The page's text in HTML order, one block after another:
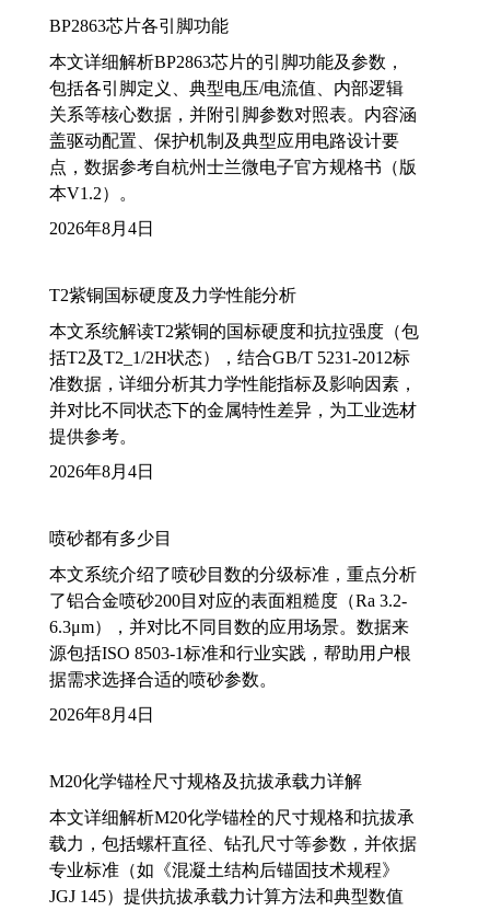
BP2863芯片各引脚功能
本文详细解析BP2863芯片的引脚功能及参数，
包括各引脚定义、典型电压/电流值、内部逻辑
关系等核心数据，并附引脚参数对照表。内容涵
盖驱动配置、保护机制及典型应用电路设计要
点，数据参考自杭州士兰微电子官方规格书（版
本V1.2）。
2026年8月4日
T2紫铜国标硬度及力学性能分析
本文系统解读T2紫铜的国标硬度和抗拉强度（包
括T2及T2_1/2H状态），结合GB/T 5231-2012标
准数据，详细分析其力学性能指标及影响因素，
并对比不同状态下的金属特性差异，为工业选材
提供参考。
2026年8月4日
喷砂都有多少目
本文系统介绍了喷砂目数的分级标准，重点分析
了铝合金喷砂200目对应的表面粗糙度（Ra 3.2-
6.3μm），并对比不同目数的应用场景。数据来
源包括ISO 8503-1标准和行业实践，帮助用户根
据需求选择合适的喷砂参数。
2026年8月4日
M20化学锚栓尺寸规格及抗拔承载力详解
本文详细解析M20化学锚栓的尺寸规格和抗拔承
载力，包括螺杆直径、钻孔尺寸等参数，并依据
专业标准（如《混凝土结构后锚固技术规程》
JGJ 145）提供抗拔承载力计算方法和典型数值